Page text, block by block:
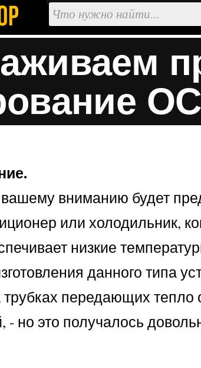
вниманию будет
или холодильник,
низкие
данного типа
передающих
но это получалось